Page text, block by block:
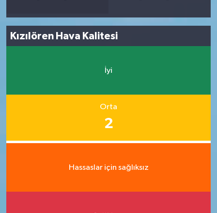
Kızılören Hava Kalitesi
İyi
Orta
2
Hassaslar için sağlıksız